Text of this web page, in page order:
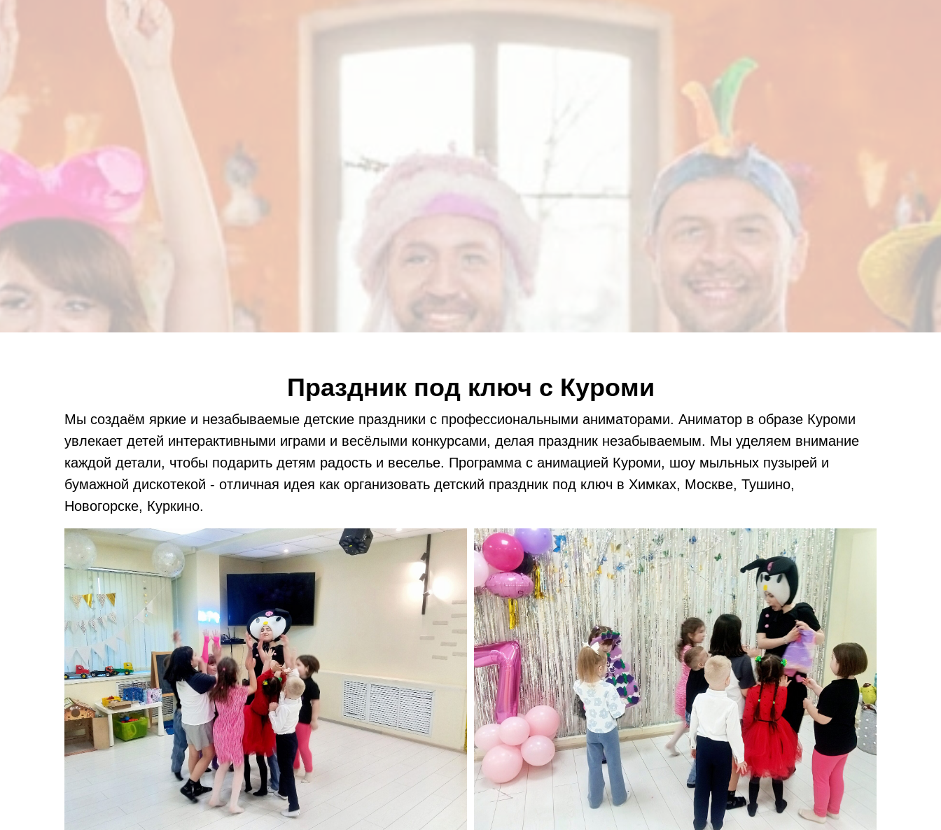
Праздник под ключ с Куроми
Мы создаём яркие и незабываемые детские праздники с профессиональными аниматорами. Аниматор в образе Куроми
увлекает детей интерактивными играми и весёлыми конкурсами, делая праздник незабываемым. Мы уделяем внимание
каждой детали, чтобы подарить детям радость и веселье. Программа с анимацией Куроми, шоу мыльных пузырей и
бумажной дискотекой - отличная идея как организовать детский праздник под ключ в Химках, Москве, Тушино,
Новогорске, Куркино.